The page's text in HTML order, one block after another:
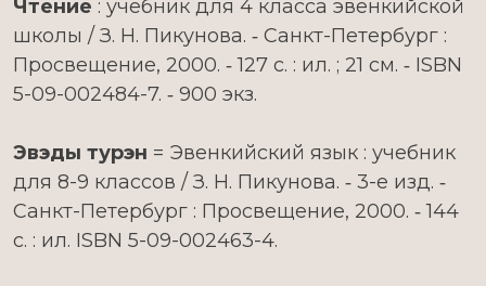
Чтение : учебник для 4 класса эвенкийской
школы / З. Н. Пикунова. ‑ Санкт-Петербург :
Просвещение, 2000. ‑ 127 с. : ил. ; 21 см. ‑ ISBN
5-09-002484-7. ‑ 900 экз.
Эвэды турэн = Эвенкийский язык : учебник
для 8-9 классов / З. Н. Пикунова. ‑ 3-е изд. ‑
Санкт-Петербург : Просвещение, 2000. ‑ 144
с. : ил. ISBN 5-09-002463-4.